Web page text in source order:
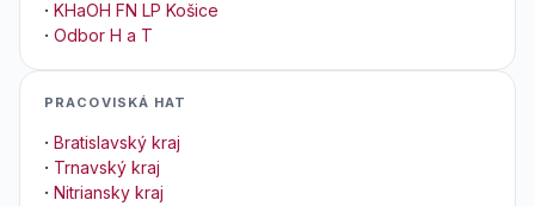
· KHaOH FN LP Košice
· Odbor H a T
PRACOVISKÁ HAT
· Bratislavský kraj
· Trnavský kraj
· Nitriansky kraj